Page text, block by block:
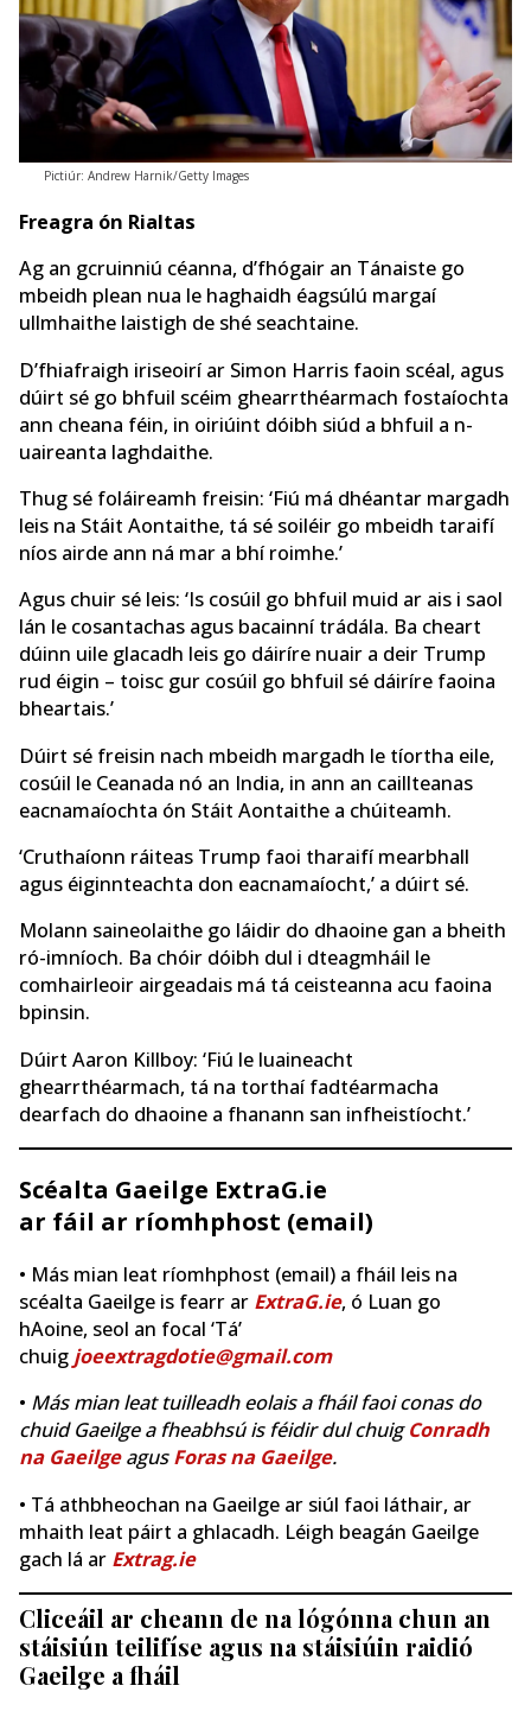
Pictiúr: Andrew Harnik/Getty Images
Freagra ón Rialtas
Ag an gcruinniú céanna, d’fhógair an Tánaiste go
mbeidh plean nua le haghaidh éagsúlú margaí
ullmhaithe laistigh de shé seachtaine.
D’fhiafraigh iriseoirí ar Simon Harris faoin scéal, agus
dúirt sé go bhfuil scéim ghearrthéarmach fostaíochta
ann cheana féin, in oiriúint dóibh siúd a bhfuil a n-
uaireanta laghdaithe.
Thug sé foláireamh freisin: ‘Fiú má dhéantar margadh
leis na Stáit Aontaithe, tá sé soiléir go mbeidh taraifí
níos airde ann ná mar a bhí roimhe.’
Agus chuir sé leis: ‘Is cosúil go bhfuil muid ar ais i saol
lán le cosantachas agus bacainní trádála. Ba cheart
dúinn uile glacadh leis go dáiríre nuair a deir Trump
rud éigin – toisc gur cosúil go bhfuil sé dáiríre faoina
bheartais.’
Dúirt sé freisin nach mbeidh margadh le tíortha eile,
cosúil le Ceanada nó an India, in ann an caillteanas
eacnamaíochta ón Stáit Aontaithe a chúiteamh.
‘Cruthaíonn ráiteas Trump faoi tharaifí mearbhall
agus éiginnteachta don eacnamaíocht,’ a dúirt sé.
Molann saineolaithe go láidir do dhaoine gan a bheith
ró-imníoch. Ba chóir dóibh dul i dteagmháil le
comhairleoir airgeadais má tá ceisteanna acu faoina
bpinsin.
Dúirt Aaron Killboy: ‘Fiú le luaineacht
ghearrthéarmach, tá na torthaí fadtéarmacha
dearfach do dhaoine a fhanann san infheistíocht.’
Scéalta Gaeilge ExtraG.ie
ar fáil ar ríomhphost (email)
• Más mian leat ríomhphost (email) a fháil leis na
scéalta Gaeilge is fearr ar ExtraG.ie, ó Luan go
hAoine, seol an focal ‘Tá’
chuig joeextragdotie@gmail.com
• Más mian leat tuilleadh eolais a fháil faoi conas do
chuid Gaeilge a fheabhsú is féidir dul chuigConradh
na GaeilgeagusForas na Gaeilge.
• Tá athbheochan na Gaeilge ar siúl faoi láthair, ar
mhaith leat páirt a ghlacadh. Léigh beagán Gaeilge
gach lá ar Extrag.ie
Cliceáil ar cheann de na lógónna chun an
stáisiún teilifíse agus na stáisiúin raidió
Gaeilge a fháil